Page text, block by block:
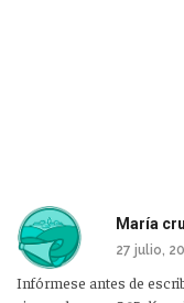
María
27 julio,
Infórmese antes de